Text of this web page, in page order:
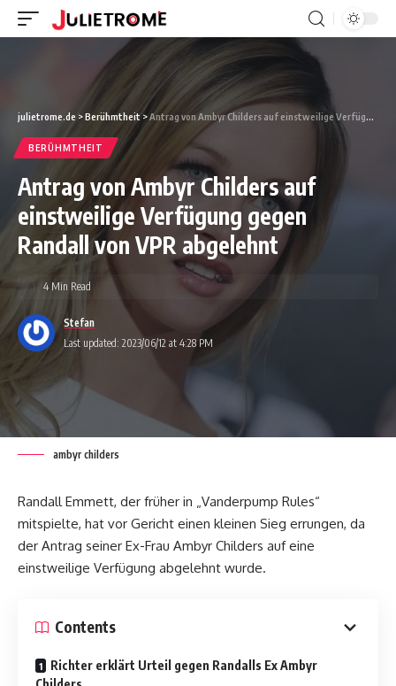
julietrome.de >Berühmtheit>Antrag von Ambyr Childers auf einstweilige Verfügung gegen Randall von VPR abgelehnt
BERÜHMTHEIT
Antrag von Ambyr Childers auf
einstweilige Verfügung gegen
Randall von VPR abgelehnt
Last updated: 2023/06/12 at 4:28 PM
Stefan
4 Min Read
ambyr childers
Randall Emmett, der früher in „Vanderpump Rules“
mitspielte, hat vor Gericht einen kleinen Sieg errungen, da
der Antrag seiner Ex-Frau Ambyr Childers auf eine
einstweilige Verfügung abgelehnt wurde.
Contents
Richter erklärt Urteil gegen Randalls Ex Ambyr